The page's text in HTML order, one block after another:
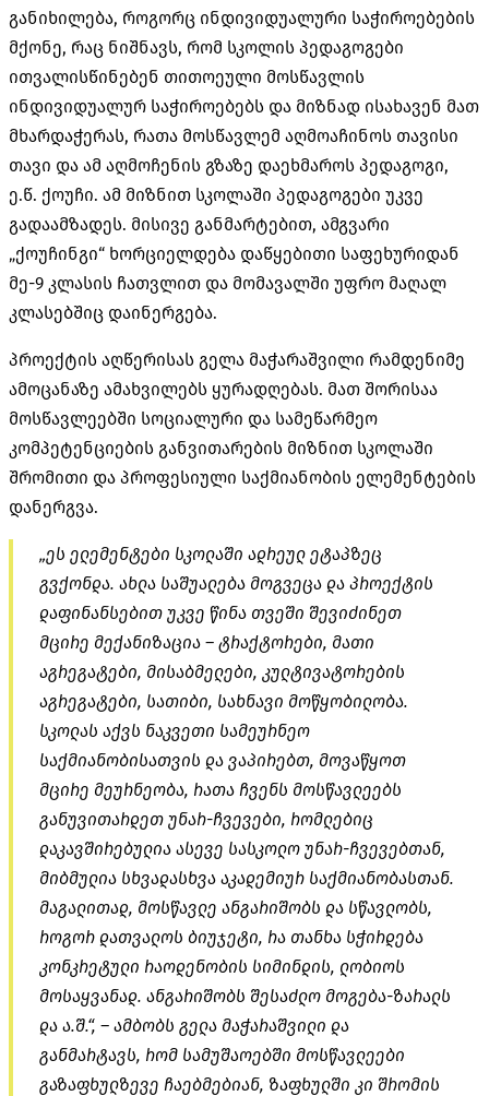
განიხილება, როგორც ინდივიდუალური საჭიროებების
მქონე, რაც ნიშნავს, რომ სკოლის პედაგოგები
ითვალისწინებენ თითოეული მოსწავლის
ინდივიდუალურ საჭიროებებს და მიზნად ისახავენ მათ
მხარდაჭერას, რათა მოსწავლემ აღმოაჩინოს თავისი
თავი და ამ აღმოჩენის გზაზე დაეხმაროს პედაგოგი,
ე.წ. ქოუჩი. ამ მიზნით სკოლაში პედაგოგები უკვე
გადაამზადეს. მისივე განმარტებით, ამგვარი
„ქოუჩინგი“ ხორციელდება დაწყებითი საფეხურიდან
მე-9 კლასის ჩათვლით და მომავალში უფრო მაღალ
კლასებშიც დაინერგება.
პროექტის აღწერისას გელა მაჭარაშვილი რამდენიმე
ამოცანაზე ამახვილებს ყურადღებას. მათ შორისაა
მოსწავლეებში სოციალური და სამეწარმეო
კომპეტენციების განვითარების მიზნით სკოლაში
შრომითი და პროფესიული საქმიანობის ელემენტების
დანერგვა.
„ეს ელემენტები სკოლაში ადრეულ ეტაპზეც
გვქონდა. ახლა საშუალება მოგვეცა და პროექტის
დაფინანსებით უკვე წინა თვეში შევიძინეთ
მცირე მექანიზაცია – ტრაქტორები, მათი
აგრეგატები, მისაბმელები, კულტივატორების
აგრეგატები, სათიბი, სახნავი მოწყობილობა.
სკოლას აქვს ნაკვეთი სამეურნეო
საქმიანობისათვის და ვაპირებთ, მოვაწყოთ
მცირე მეურნეობა, რათა ჩვენს მოსწავლეებს
განუვითარდეთ უნარ-ჩვევები, რომლებიც
დაკავშირებულია ასევე სასკოლო უნარ-ჩვევებთან,
მიბმულია სხვადასხვა აკადემიურ საქმიანობასთან.
მაგალითად, მოსწავლე ანგარიშობს და სწავლობს,
როგორ დათვალოს ბიუჯეტი, რა თანხა სჭირდება
კონკრეტული რაოდენობის სიმინდის, ლობიოს
მოსაყვანად. ანგარიშობს შესაძლო მოგება-ზარალს
და ა.შ.“, – ამბობს გელა მაჭარაშვილი და
განმარტავს, რომ სამუშაოებში მოსწავლეები
გაზაფხულზევე ჩაებმებიან, ზაფხულში კი შრომის